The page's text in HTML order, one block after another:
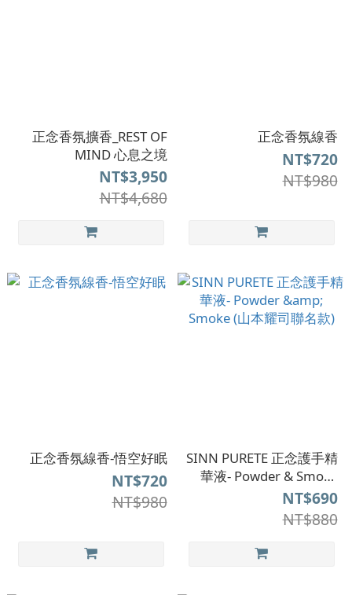
正念香氛擴香_REST OF
MIND 心息之境
NT$3,950
NT$4,680
正念香氛線香
NT$720
NT$980
正念香氛線香-悟空好眠
NT$720
NT$980
SINN PURETE 正念護手精
華液- Powder & Smoke
(山本耀司聯名款)
NT$690
NT$880